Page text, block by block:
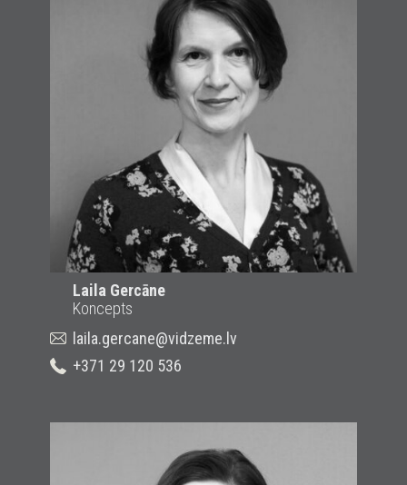
Laila Gercāne
Koncepts
laila.gercane@vidzeme.lv
+371 29 120 536